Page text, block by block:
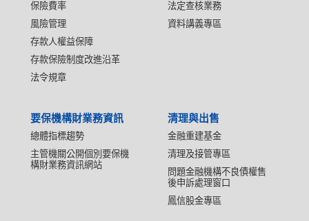
保險費率
風險管理
存款人權益保障
存款保險制度改進沿革
法令規章
法定查核業務
資料講義專區
要保機構財業務資訊
總體指標趨勢
主管機關公開個別要保機
構財業務資訊網站
清理與出售
金融重建基金
清理及接管專區
問題金融機構不良債權售
後申訴處理窗口
鳳信股金專區